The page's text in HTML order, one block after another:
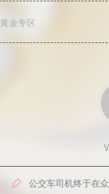
黄金专区
 公交车司机终于在